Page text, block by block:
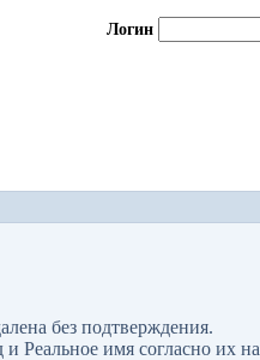
Логин
без подтверждения.
Реальное имя согласно их